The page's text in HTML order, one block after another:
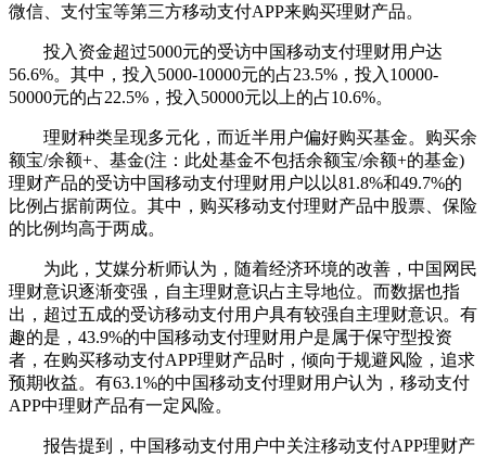
微信、支付宝等第三方移动支付APP来购买理财产品。
投入资金超过5000元的受访中国移动支付理财用户达
56.6%。其中，投入5000-10000元的占23.5%，投入10000-
50000元的占22.5%，投入50000元以上的占10.6%。
理财种类呈现多元化，而近半用户偏好购买基金。购买余
额宝/余额+、基金(注：此处基金不包括余额宝/余额+的基金)
理财产品的受访中国移动支付理财用户以以81.8%和49.7%的
比例占据前两位。其中，购买移动支付理财产品中股票、保险
的比例均高于两成。
为此，艾媒分析师认为，随着经济环境的改善，中国网民
理财意识逐渐变强，自主理财意识占主导地位。而数据也指
出，超过五成的受访移动支付用户具有较强自主理财意识。有
趣的是，43.9%的中国移动支付理财用户是属于保守型投资
者，在购买移动支付APP理财产品时，倾向于规避风险，追求
预期收益。有63.1%的中国移动支付理财用户认为，移动支付
APP中理财产品有一定风险。
报告提到，中国移动支付用户中关注移动支付APP理财产